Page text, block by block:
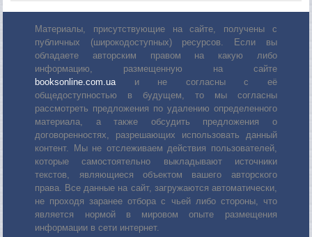
Материалы, присутствующие на сайте, получены с
публичных (широкодоступных) ресурсов. Если вы
обладаете авторским правом на какую либо
информацию, размещенную на сайте
booksonline.com.uaи не согласны с её
общедоступностью в будущем, то мы согласны
рассмотреть предложения по удалению определенного
материала, а также обсудить предложения о
договоренностях, разрешающих использовать данный
контент. Мы не отслеживаем действия пользователей,
которые самостоятельно выкладывают источники
текстов, являющиеся объектом вашего авторского
права. Все данные на сайт, загружаются автоматически,
не проходя заранее отбора с чьей либо стороны, что
является нормой в мировом опыте размещения
информации в сети интернет.